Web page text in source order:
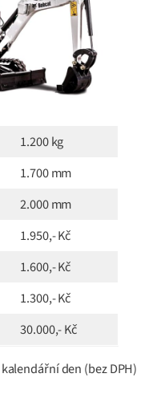
1.200 kg
1.700 mm
2.000 mm
1.950,- Kč
1.600,- Kč
1.300,- Kč
30.000,- Kč
den (bez DPH)